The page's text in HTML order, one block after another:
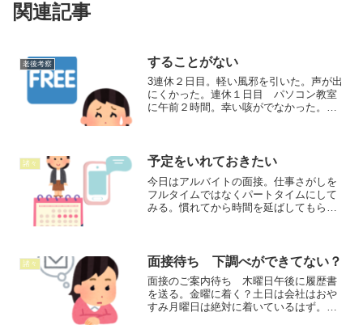
関連記事
老後考察 することがない
3連休２日目。軽い風邪を引いた。声が出
にくかった。連休１日目 パソコン教室
に午前２時間。幸い咳がでなかった。家
ー面談があった ３月に...
諸々 予定をいれておきたい
今日はアルバイトの面接。仕事さがしを
フルタイムではなくパートタイムにして
みる。慣れてから時間を延ばしてもらう
止。今回はお寿司屋さんの...
諸々 面接待ち 下調べができてない？
面接のご案内待ち 木曜日午後に履歴書
を送る。金曜に着く？土日は会社はおや
すみ月曜日は絶対に着いているはず。開